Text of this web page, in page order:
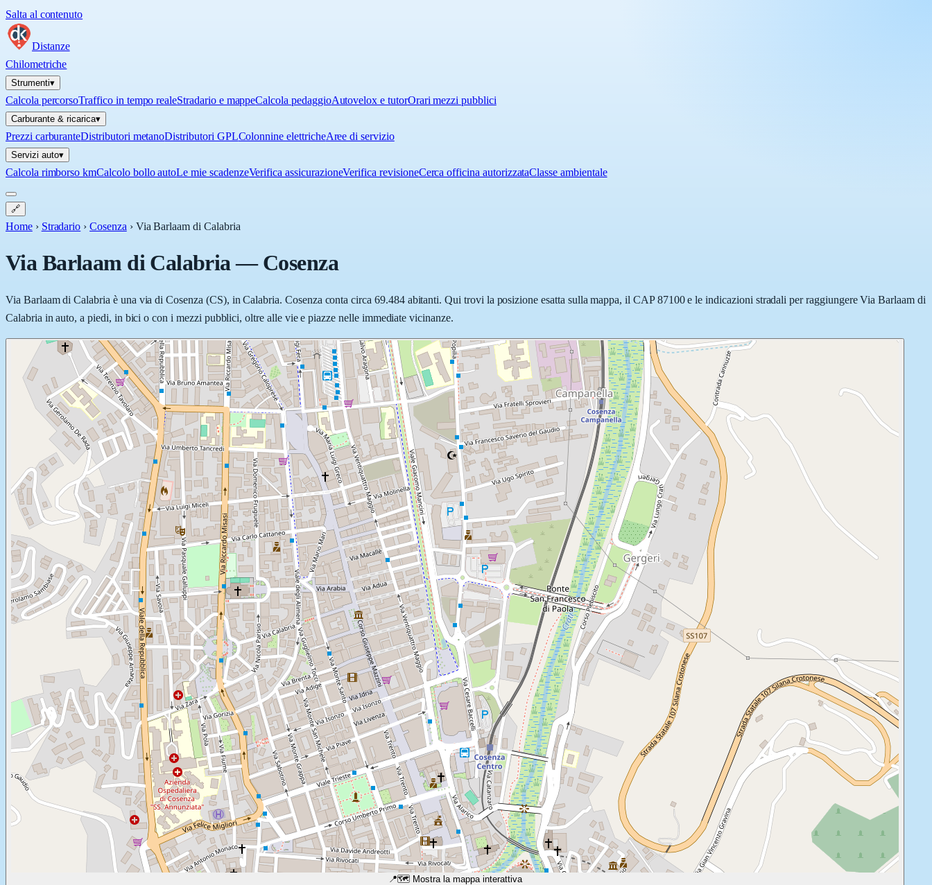
Salta al contenuto
Distanze
Chilometriche
Strumenti▾
Calcola percorsoTraffico in tempo realeStradario e mappeCalcola pedaggioAutovelox e tutorOrari mezzi pubblici
Carburante & ricarica▾
Prezzi carburanteDistributori metanoDistributori GPLColonnine elettricheAree di servizio
Servizi auto▾
Calcola rimborso kmCalcolo bollo autoLe mie scadenzeVerifica assicurazioneVerifica revisioneCerca officina autorizzataClasse ambientale
🔗
Home › Stradario › Cosenza › Via Barlaam di Calabria
Via Barlaam di Calabria—Cosenza
Via Barlaam di Calabria è una via di Cosenza (CS), in Calabria. Cosenza conta circa 69.484 abitanti. Qui trovi la posizione esatta sulla mappa, il CAP 87100 e le indicazioni stradali per raggiungere Via Barlaam di
Calabria in auto, a piedi, in bici o con i mezzi pubblici, oltre alle vie e piazze nelle immediate vicinanze.
📍🗺️ Mostra la mappa interattiva